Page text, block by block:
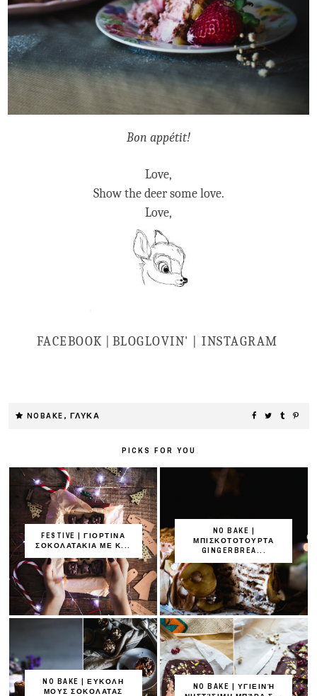
Bon appétit!
Love,
Show the deer some love.
Love,
FACEBOOK BLOGLOVIN' | INSTAGRAM
NOBAKE , ΓΛΥΚΑ
PICKS FOR YOU
FESTIVE | ΓΙΟΡΤΙΝΑ
ΣΟΚΟΛΑΤΑΚΙΑ ΜΕ Κ...
NO BAKE |
ΜΠΙΣΚΟΤΟΤΟΥΡΤΑ
GINGERBREA...
NO BAKE | ΕΥΚΟΛΗ
ΜΟΥΣ ΣΟΚΟΛΑΤΑΣ
NO BAKE | ΥΓΙΕΙΝΉ